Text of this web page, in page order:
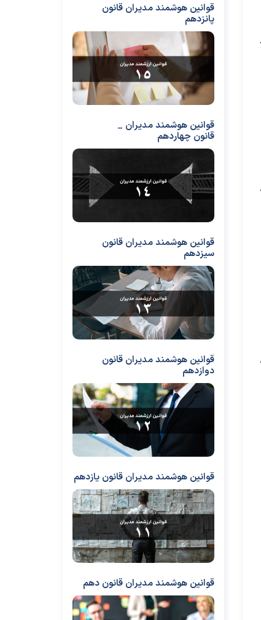
قوانین هوشمند مدیران قانون
پانزدهم
قوانین هوشمند مدیران _
قانون چهاردهم
قوانین هوشمند مدیران قانون
سیزدهم
قوانین هوشمند مدیران قانون
دوازدهم
قوانین هوشمند مدیران قانون یازدهم
قوانین هوشمند مدیران قانون دهم